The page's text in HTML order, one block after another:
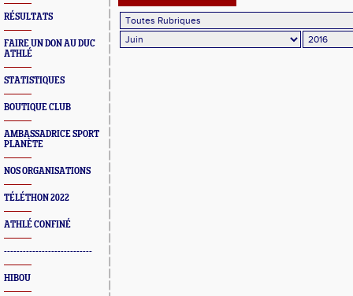
RÉSULTATS
FAIRE UN DON AU DUC
ATHLÉ
STATISTIQUES
BOUTIQUE CLUB
AMBASSADRICE SPORT
PLANÈTE
NOS ORGANISATIONS
TÉLÉTHON 2022
ATHLÉ CONFINÉ
----------------------------
HIBOU